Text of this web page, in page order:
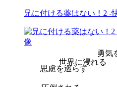
兄に付ける薬はない！2 -
勇気
思慮を巡らす
世界に浸れる